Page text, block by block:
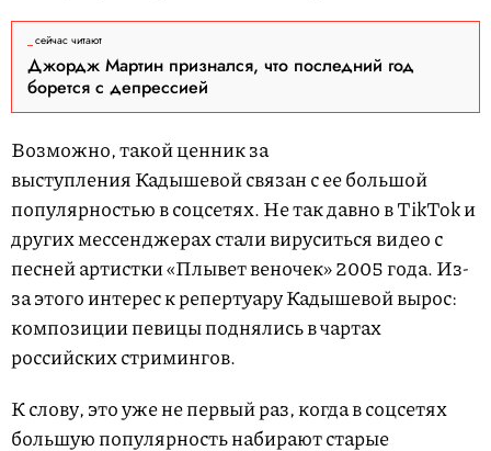
сейчас читают
Джордж Мартин признался, что последний год
борется с депрессией
Возможно, такой ценник за
выступления Кадышевой связан с ее большой
популярностью в соцсетях. Не так давно в TikTok и
других мессенджерах стали вируситься видео с
песней артистки «Плывет веночек» 2005 года. Из-
за этого интерес к репертуару Кадышевой вырос:
композиции певицы поднялись в чартах
российских стримингов.
К слову, это уже не первый раз, когда в соцсетях
большую популярность набирают старые